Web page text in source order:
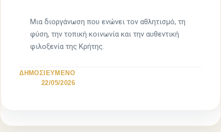
Μια διοργάνωση που ενώνει τον αθλητισμό, τη
φύση, την τοπική κοινωνία και την αυθεντική
φιλοξενία της Κρήτης.
ΔΗΜΟΣΙΕΥΜΕΝΟ
22/05/2026